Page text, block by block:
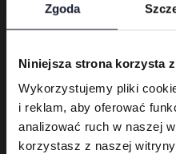
Zgoda
Niniejsza strona korzysta
Wykorzystujemy pliki
i reklam, aby oferować
analizować ruch w naszej
korzystasz z naszej